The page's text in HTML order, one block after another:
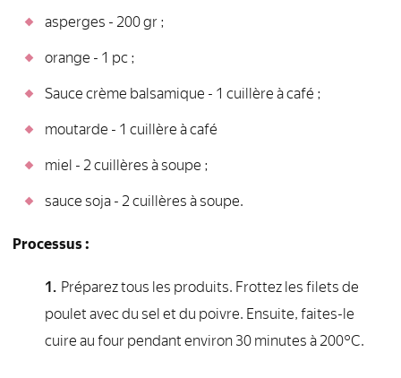
asperges - 200 gr ;
orange - 1 pc ;
Sauce crème balsamique - 1 cuillère à café ;
moutarde - 1 cuillère à café
miel - 2 cuillères à soupe ;
sauce soja - 2 cuillères à soupe.
Processus :
Préparez tous les produits. Frottez les filets de
poulet avec du sel et du poivre. Ensuite, faites-le
cuire au four pendant environ 30 minutes à 200°C.